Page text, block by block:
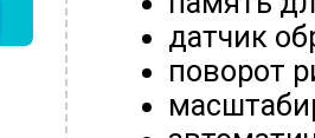
датчик
поворот